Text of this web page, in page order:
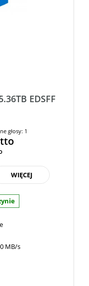
EDSFF
głosy: 1
WIĘCEJ
MB/s